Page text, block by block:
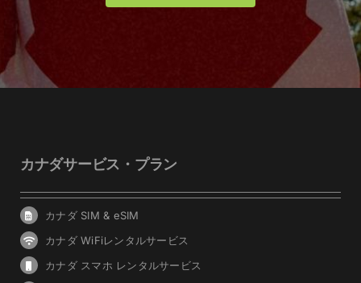
カナダサービス・プラン
カナダ SIM & eSIM
カナダ WiFiレンタルサービス
カナダ スマホ レンタルサービス